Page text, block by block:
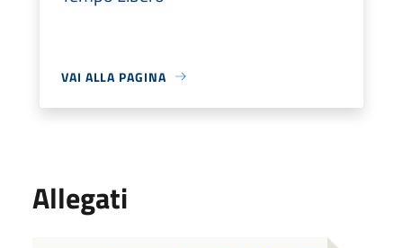
VAI ALLA PAGINA
Allegati